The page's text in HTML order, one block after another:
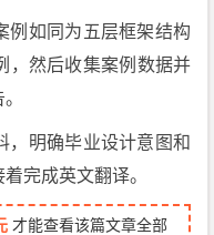
例如同为五层框架结构
，然后收集案例数据并
，明确毕业设计意图和
完成英文翻译。
才能查看该篇文章全部